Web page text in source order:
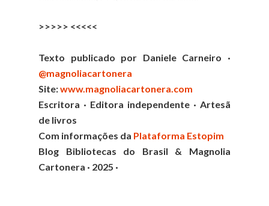
>>>>> <<<<<
Texto publicado por Daniele Carneiro ·
@magnoliacartonera
Site:www.magnoliacartonera.com
Escritora · Editora independente · Artesã
de livros
Com informações da Plataforma Estopim
Blog Bibliotecas do Brasil & Magnolia
Cartonera · 2025 ·